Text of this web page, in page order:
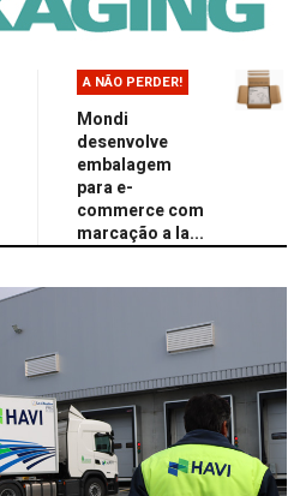
A NÃO PERDER!
Mondi
desenvolve
embalagem
para e-
commerce com
marcação a la...